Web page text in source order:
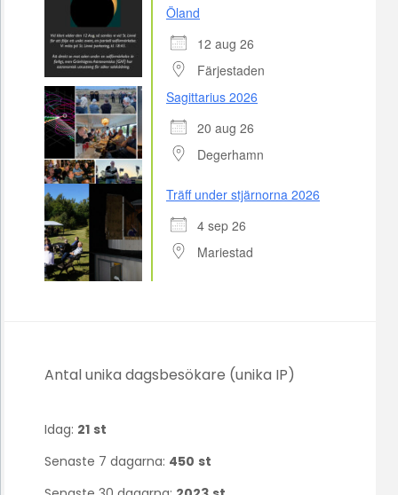
Öland
12 aug 26
Färjestaden
Sagittarius 2026
20 aug 26
Degerhamn
Träff under stjärnorna 2026
4 sep 26
Mariestad
Antal unika dagsbesökare (unika IP)
Idag: 21 st
Senaste 7 dagarna: 450 st